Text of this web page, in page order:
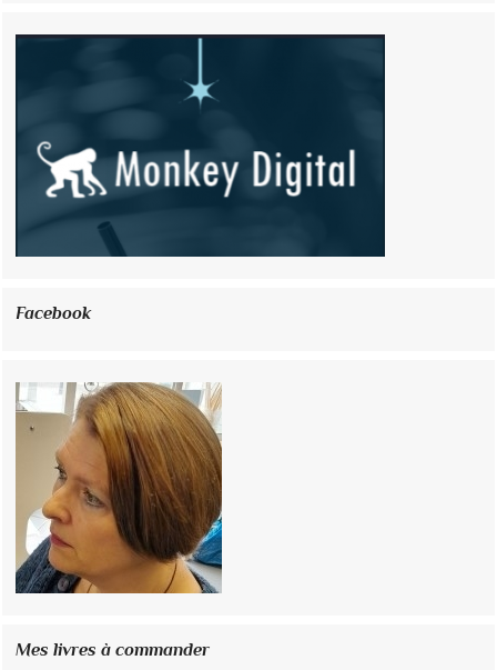
Facebook
Mes livres à commander